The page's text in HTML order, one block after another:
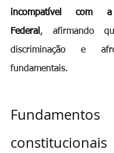
incompatível com a
Federal , afirmando
discriminação e
fundamentais.
Fundamentos